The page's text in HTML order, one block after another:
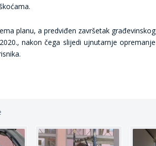
planu, a predviđen završetak građevinskog
nakon čega slijedi ujnutarnje opremanje